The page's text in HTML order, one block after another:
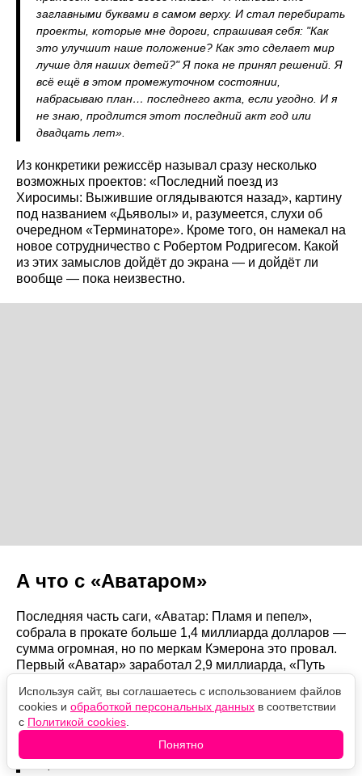
заглавными буквами в самом верху. И стал перебирать
проекты, которые мне дороги, спрашивая себя: "Как
это улучшит наше положение? Как это сделает мир
лучше для наших детей?" Я пока не принял решений. Я
всё ещё в этом промежуточном состоянии,
набрасываю план… последнего акта, если угодно. И я
не знаю, продлится этот последний акт год или
двадцать лет».
Из конкретики режиссёр называл сразу несколько
возможных проектов: «Последний поезд из
Хиросимы: Выжившие оглядываются назад», картину
под названием «Дьяволы» и, разумеется, слухи об
очередном «Терминаторе». Кроме того, он намекал на
новое сотрудничество с Робертом Родригесом. Какой
из этих замыслов дойдёт до экрана — и дойдёт ли
вообще — пока неизвестно.
А что с «Аватаром»
Последняя часть саги, «Аватар: Пламя и пепел»,
собрала в прокате больше 1,4 миллиарда долларов —
сумма огромная, но по меркам Кэмерона это провал.
Первый «Аватар» заработал 2,9 миллиарда, «Путь
«недотянула».
«Аватар: Пламя и пепел» собрал 1,4 миллиарда
долларов и стал самой скромной по кассе частью
Используя сайт, вы соглашаетесь с использованием файлов
cookies и обработкой персональных данных в соответствии
с Политикой cookies
Понятно